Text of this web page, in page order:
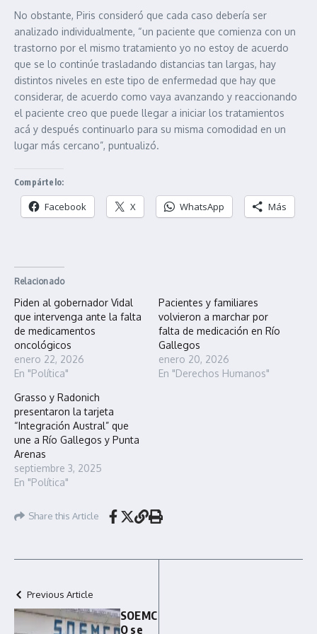
No obstante, Piris consideró que cada caso debería ser
analizado individualmente, “un paciente que comienza con un
trastorno por el mismo tratamiento yo no estoy de acuerdo
que se lo continúe trasladando distancias tan largas, hay
distintos niveles en este tipo de enfermedad que hay que
considerar, de acuerdo como vaya avanzando y reaccionando
el paciente creo que puede llegar a iniciar los tratamientos
acá y después continuarlo para su misma comodidad en un
lugar más cercano”, puntualizó.
Compártelo:
Facebook X WhatsApp Más
Relacionado
Piden al gobernador Vidal
que intervenga ante la falta
de medicamentos
oncológicos
enero 22, 2026
En "Política"
Pacientes y familiares
volvieron a marchar por
falta de medicación en Río
Gallegos
enero 20, 2026
En "Derechos Humanos"
Grasso y Radonich
presentaron la tarjeta
“Integración Austral” que
une a Río Gallegos y Punta
Arenas
septiembre 3, 2025
En "Política"
Share this Article
Previous Article
SOEMC
O se